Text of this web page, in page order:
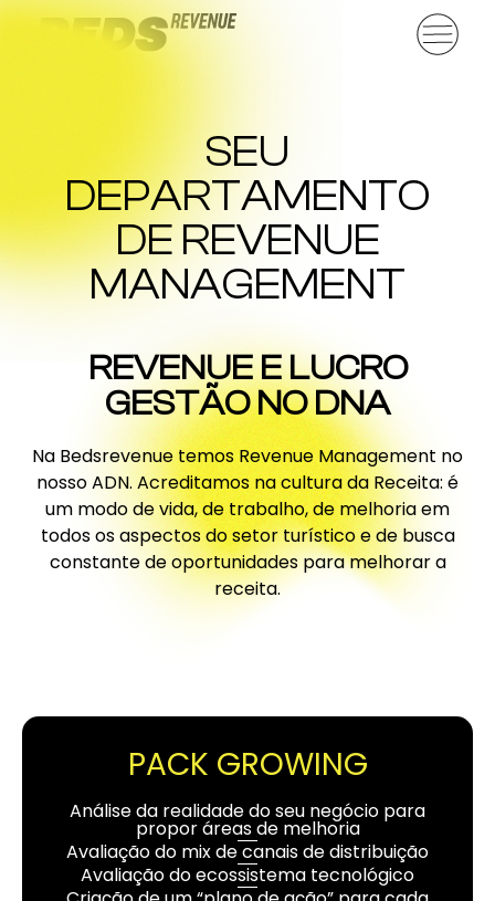
SEU
DEPARTAMENTO
DE REVENUE
MANAGEMENT
REVENUE E LUCRO
GESTÃO NO DNA
Na Bedsrevenue temos Revenue Management no
nosso ADN. Acreditamos na cultura da Receita: é
um modo de vida, de trabalho, de melhoria em
todos os aspectos do setor turístico e de busca
constante de oportunidades para melhorar a
receita.
PACK GROWING
Análise da realidade do seu negócio para
propor áreas de melhoria
Avaliação do mix de canais de distribuição
Avaliação do ecossistema tecnológico